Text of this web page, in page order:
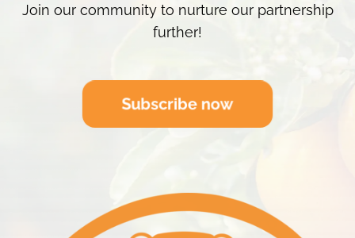
Join our community to nurture our partnership
further!
Subscribe now